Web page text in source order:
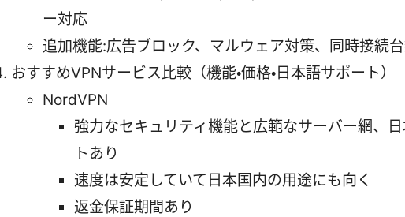
ー対応
追加機能:広告ブロック、マルウェア対策、同時接続
おすすめVPNサービス比較（機能・価格・日本語サポート）
NordVPN
強力なセキュリティ機能と広範なサーバー網、
トあり
速度は安定していて日本国内の用途にも向く
返金保証期間あり